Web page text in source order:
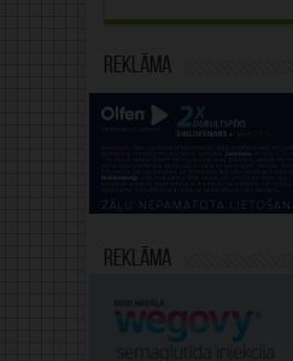
Reklāma
Reklāma